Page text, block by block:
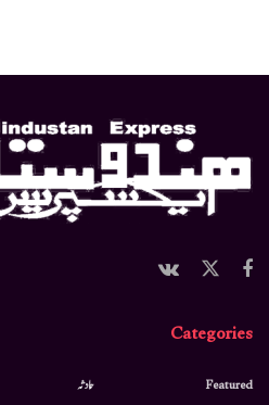
Categories
Featured
حادثہ